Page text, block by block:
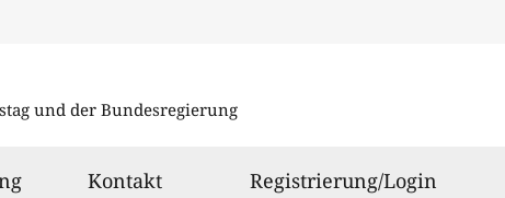
und der Bundesregierung
ausgewählt
Kontakt Registrierung/Login